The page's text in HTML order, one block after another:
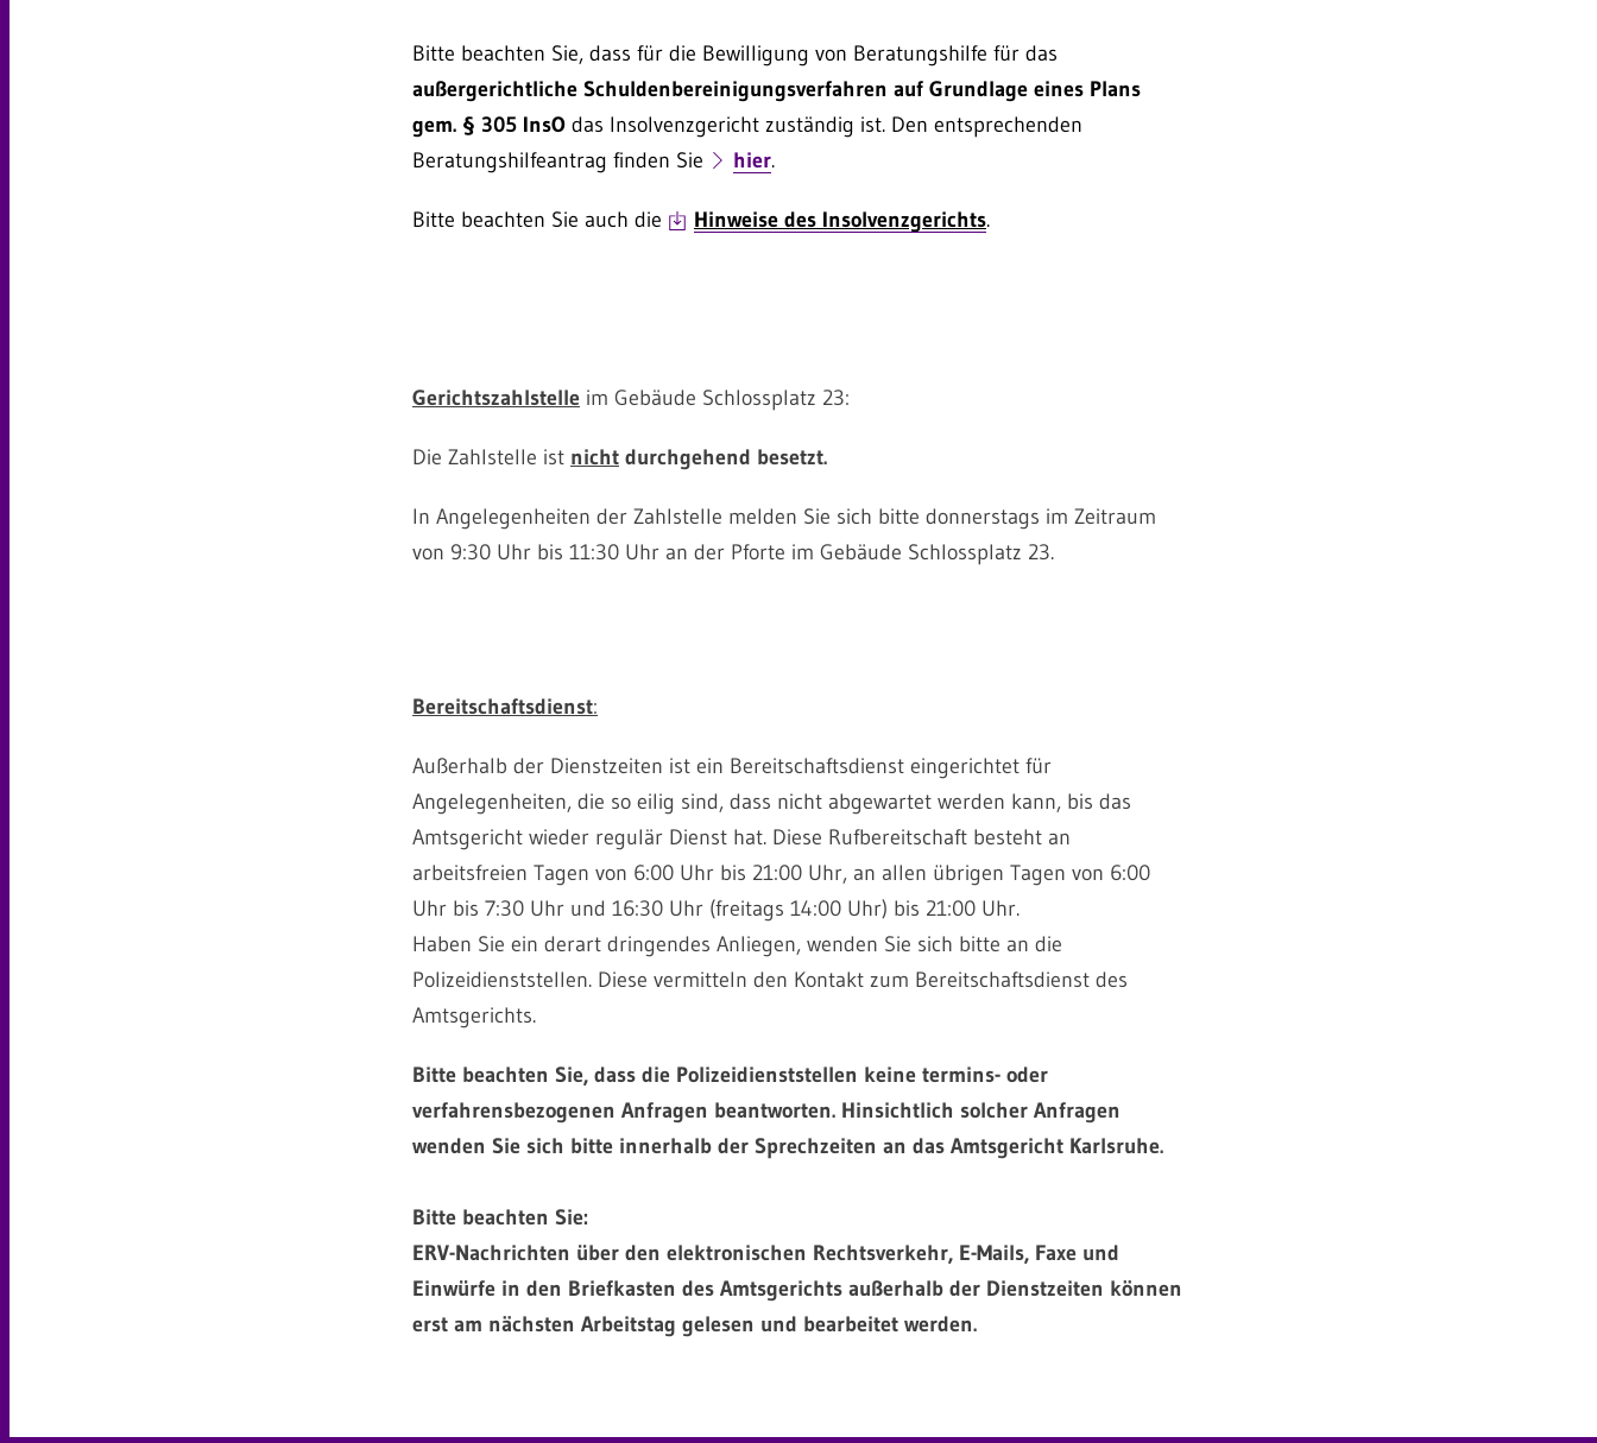
Bitte beachten Sie, dass für die Bewilligung von Beratungshilfe für das
außergerichtliche Schuldenbereinigungsverfahren auf Grundlage eines Plans
gem. § 305 InsO das Insolvenzgericht zuständig ist. Den entsprechenden
Beratungshilfeantrag finden Sie
hier.
Bitte beachten Sie auch die Hinweise des Insolvenzgerichts.
Gerichtszahlstelle im Gebäude Schlossplatz 23:
Die Zahlstelle ist nicht durchgehend besetzt.
In Angelegenheiten der Zahlstelle melden Sie sich bitte donnerstags im Zeitraum
von 9:30 Uhr bis 11:30 Uhr an der Pforte im Gebäude Schlossplatz 23.
Bereitschaftsdienst:
Außerhalb der Dienstzeiten ist ein Bereitschaftsdienst eingerichtet für
Angelegenheiten, die so eilig sind, dass nicht abgewartet werden kann, bis das
Amtsgericht wieder regulär Dienst hat. Diese Rufbereitschaft besteht an
arbeitsfreien Tagen von 6:00 Uhr bis 21:00 Uhr, an allen übrigen Tagen von 6:00
Uhr bis 7:30 Uhr und 16:30 Uhr (freitags 14:00 Uhr) bis 21:00 Uhr.
Haben Sie ein derart dringendes Anliegen, wenden Sie sich bitte an die
Polizeidienststellen. Diese vermitteln den Kontakt zum Bereitschaftsdienst des
Amtsgerichts.
Bitte beachten Sie, dass die Polizeidienststellen keine termins- oder
verfahrensbezogenen Anfragen beantworten. Hinsichtlich solcher Anfragen
wenden Sie sich bitte innerhalb der Sprechzeiten an das Amtsgericht Karlsruhe.
Bitte beachten Sie:
ERV-Nachrichten über den elektronischen Rechtsverkehr, E-Mails, Faxe und
Einwürfe in den Briefkasten des Amtsgerichts außerhalb der Dienstzeiten können
erst am nächsten Arbeitstag gelesen und bearbeitet werden.